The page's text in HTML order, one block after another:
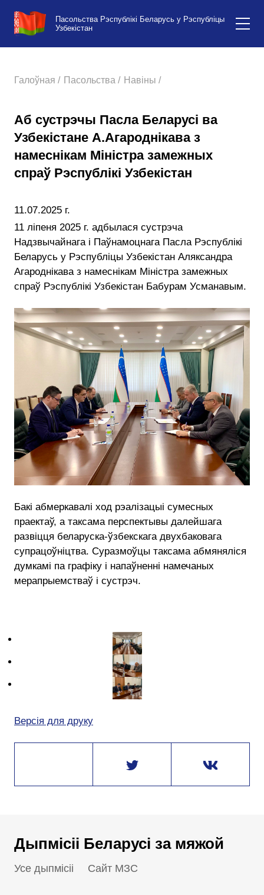
Пасольства Рэспублікі Беларусь у Рэспубліцы
Узбекістан
Галоўная / Пасольства / Навіны /
Аб сустрэчы Пасла Беларусі ва
Узбекістане А.Агароднікава з
намеснікам Міністра замежных
спраў Рэспублікі Узбекістан
11.07.2025 г.
11 ліпеня 2025 г. адбылася сустрэча
Надзвычайнага і Паўнамоцнага Пасла Рэспублікі
Беларусь у Рэспубліцы Узбекістан Аляксандра
Агароднікава з намеснікам Міністра замежных
спраў Рэспублікі Узбекістан Бабурам Усманавым.
Бакі абмеркавалі ход рэалізацыі сумесных
праектаў, а таксама перспектывы далейшага
развіцця беларуска-ўзбекскага двухбаковага
супрацоўніцтва. Суразмоўцы таксама абмяняліся
думкамі па графіку і напаўненні намечаных
мерапрыемстваў і сустрэч.
Версія для друку
Дыпмісіі Беларусі за мяжой
Усе дыпмісіі Сайт МЗС